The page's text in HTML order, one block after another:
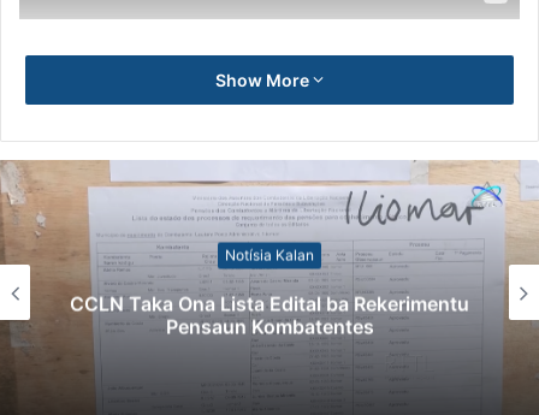
Show More
Notísia Kalan
CCLN Taka Ona Lista Edital ba Rekerimentu
Pensaun Kombatentes